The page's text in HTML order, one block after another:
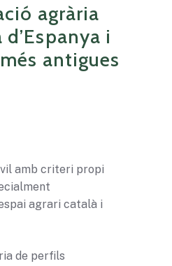
agrària
i
antigues
amb criteri propi
agrari català i
de perfils